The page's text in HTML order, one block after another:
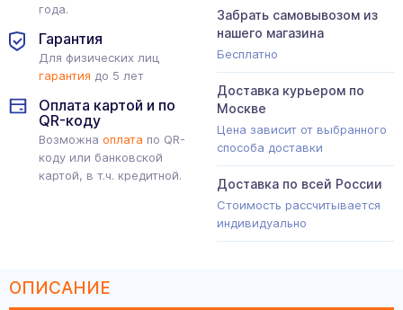
года.
Гарантия
Для физических лиц
гарантия до 5 лет
Оплата картой и по
QR-коду
Возможна оплата по QR-
коду или банковской
картой, в т.ч. кредитной.
Забрать самовывозом из
нашего магазина
Бесплатно
Доставка курьером по
Москве
Цена зависит от выбранного
способа доставки
Доставка по всей России
Стоимость рассчитывается
индивидуально
ОПИСАНИЕ